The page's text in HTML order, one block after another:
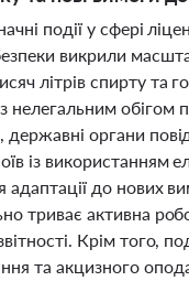
події у сфері
викрили
літрів спирту та
нелегальним
органи
із
адаптації до нових
триває активна
Крім
та акцизного